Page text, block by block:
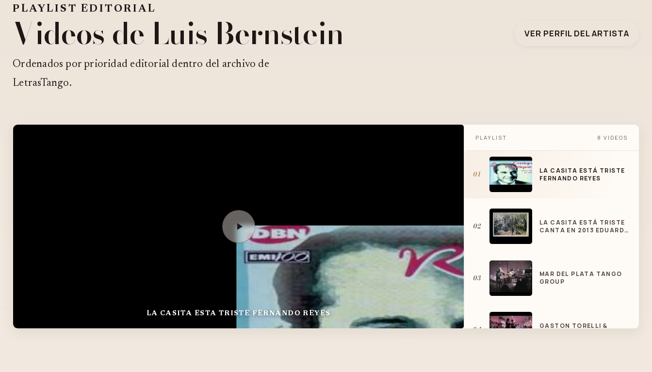
PLAYLIST EDITORIAL
Videos de Luis Bernstein VER PERFIL DEL ARTISTA
Ordenados por prioridad editorial dentro del archivo de
LetrasTango.
LA CASITA ESTÁ TRISTE FERNANDO REYES
PLAYLIST 8 VIDEOS
01
LA CASITA ESTÁ TRISTE
FERNANDO REYES
02
LA CASITA ESTÁ TRISTE
CANTA EN 2013 EDUARDO
03
MAR DEL PLATA TANGO
GROUP
04
GASTON TORELLI &